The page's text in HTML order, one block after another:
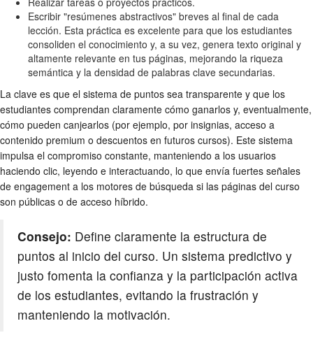
Escribir "resúmenes abstractivos" breves al final de cada
lección. Esta práctica es excelente para que los estudiantes
consoliden el conocimiento y, a su vez, genera texto original y
altamente relevante en tus páginas, mejorando la riqueza
semántica y la densidad de palabras clave secundarias.
La clave es que el sistema de puntos sea transparente y que los
estudiantes comprendan claramente cómo ganarlos y, eventualmente,
cómo pueden canjearlos (por ejemplo, por insignias, acceso a
contenido premium o descuentos en futuros cursos). Este sistema
impulsa el compromiso constante, manteniendo a los usuarios
haciendo clic, leyendo e interactuando, lo que envía fuertes señales
de engagement a los motores de búsqueda si las páginas del curso
son públicas o de acceso híbrido.
Consejo: Define claramente la estructura de
puntos al inicio del curso. Un sistema predictivo y
justo fomenta la confianza y la participación activa
de los estudiantes, evitando la frustración y
manteniendo la motivación.